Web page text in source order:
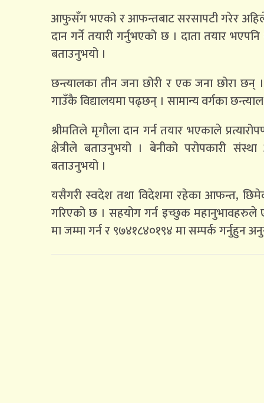
आफुसँग भएको र आफन्तबाट सरसापटी गरेर
दान गर्ने तयारी गर्नुभएको छ । दाता तयार
बताउनुभयो ।
छन्त्यालका तीन जना छोरी र एक जना छोरा छन्
गाउँकै विद्यालयमा पढ्छन् । सामान्य वर्गका
श्रीमतिले मृगौला दान गर्न तयार भएकाले
क्षेत्रीले बताउनुभयो । बेनीको परोपकारी
बताउनुभयो ।
यसैगरी स्वदेश तथा विदेशमा रहेका आफन्त,
गरिएको छ । सहयोग गर्न इच्छुक महानुभावहरुले
मा जम्मा गर्न र ९७४१८४०१९४ मा सम्पर्क गर्नुहुन